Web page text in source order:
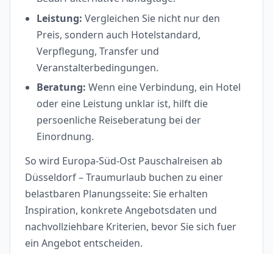
Leistung: Vergleichen Sie nicht nur den
Preis, sondern auch Hotelstandard,
Verpflegung, Transfer und
Veranstalterbedingungen.
Beratung: Wenn eine Verbindung, ein Hotel
oder eine Leistung unklar ist, hilft die
persoenliche Reiseberatung bei der
Einordnung.
So wird Europa-Süd-Ost Pauschalreisen ab
Düsseldorf – Traumurlaub buchen zu einer
belastbaren Planungsseite: Sie erhalten
Inspiration, konkrete Angebotsdaten und
nachvollziehbare Kriterien, bevor Sie sich fuer
ein Angebot entscheiden.